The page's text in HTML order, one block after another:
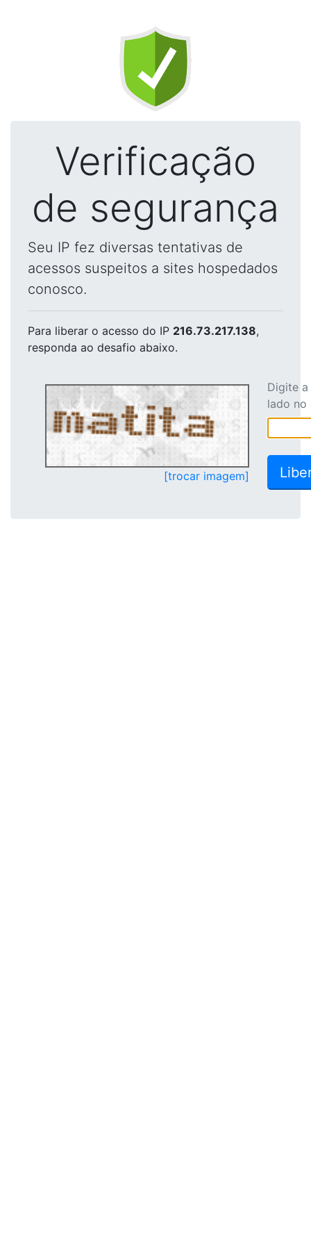
Verificação
de segurança
Seu IP fez diversas tentativas de
acessos suspeitos a sites hospedados
conosco.
Para liberar o acesso do IP 216.73.217.138,
responda ao desafio abaixo.
[trocar imagem]
Digite
lado no